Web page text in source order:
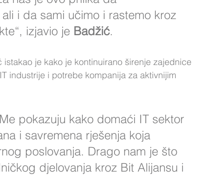
i da sami učimo i rastemo kroz
izjavio je Badžić.
je kako je kontinuirano širenje zajednice
industrije i potrebe kompanija za aktivnijim
pokazuju kako domaći IT sektor
i savremena rješenja koja
poslovanja. Drago nam je što
djelovanja kroz Bit Alijansu i